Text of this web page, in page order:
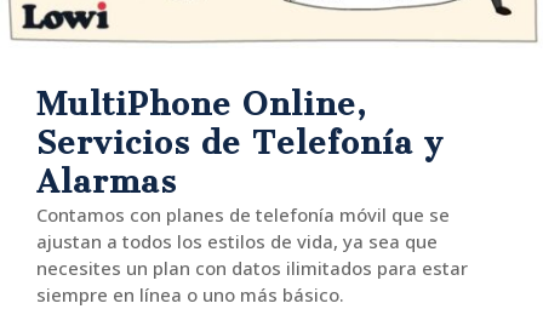
MultiPhone Online,
Servicios de Telefonía y
Alarmas
Contamos con planes de telefonía móvil que se
ajustan a todos los estilos de vida, ya sea que
necesites un plan con datos ilimitados para estar
siempre en línea o uno más básico.